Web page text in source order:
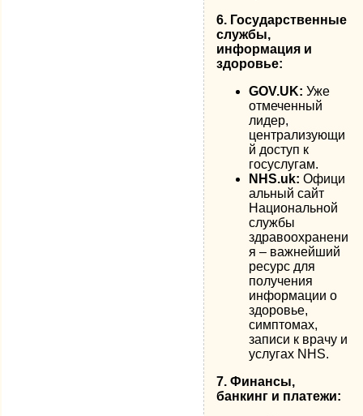
6. Государственные
службы,
информация и
здоровье:
GOV.UK: Уже
отмеченный
лидер,
централизующи
й доступ к
госуслугам.
NHS.uk: Офици
альный сайт
Национальной
службы
здравоохранени
я – важнейший
ресурс для
получения
информации о
здоровье,
симптомах,
записи к врачу и
услугах NHS.
7. Финансы,
банкинг и платежи: